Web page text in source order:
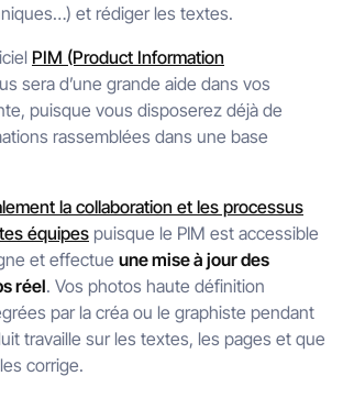
et rédiger les textes.
PIM (Product Information
sera d’une grande aide dans vos
puisque vous disposerez déjà de
rassemblées dans une base
la collaboration et les processus
équipes puisque le PIM est accessible
et effectue une mise à jour des
réel. Vos photos haute définition
par la créa ou le graphiste pendant
travaille sur les textes, les pages et que
corrige.